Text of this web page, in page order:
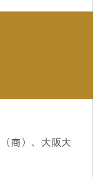
商）、大阪大